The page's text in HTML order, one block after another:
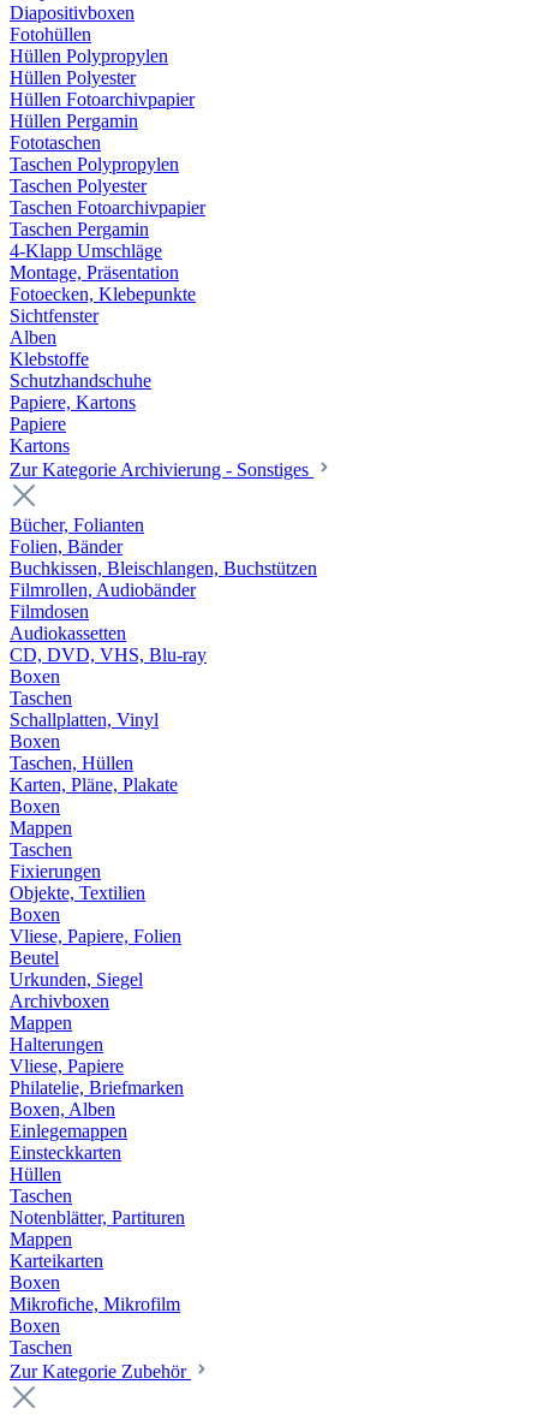
Diapositivboxen
Fotohüllen
Hüllen Polypropylen
Hüllen Polyester
Hüllen Fotoarchivpapier
Hüllen Pergamin
Fototaschen
Taschen Polypropylen
Taschen Polyester
Taschen Fotoarchivpapier
Taschen Pergamin
4-Klapp Umschläge
Montage, Präsentation
Fotoecken, Klebepunkte
Sichtfenster
Alben
Klebstoffe
Schutzhandschuhe
Papiere, Kartons
Papiere
Kartons
Zur Kategorie Archivierung - Sonstiges
Bücher, Folianten
Folien, Bänder
Buchkissen, Bleischlangen, Buchstützen
Filmrollen, Audiobänder
Filmdosen
Audiokassetten
CD, DVD, VHS, Blu-ray
Boxen
Taschen
Schallplatten, Vinyl
Boxen
Taschen, Hüllen
Karten, Pläne, Plakate
Boxen
Mappen
Taschen
Fixierungen
Objekte, Textilien
Boxen
Vliese, Papiere, Folien
Beutel
Urkunden, Siegel
Archivboxen
Mappen
Halterungen
Vliese, Papiere
Philatelie, Briefmarken
Boxen, Alben
Einlegemappen
Einsteckkarten
Hüllen
Taschen
Notenblätter, Partituren
Mappen
Karteikarten
Boxen
Mikrofiche, Mikrofilm
Boxen
Taschen
Zur Kategorie Zubehör